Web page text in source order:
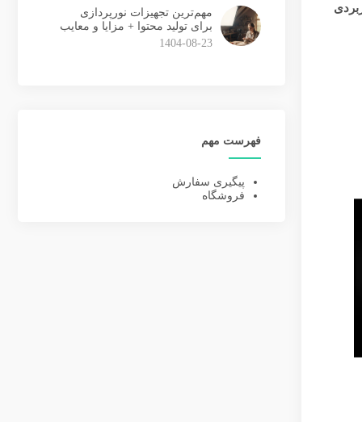
مهم‌ترین تجهیزات نورپردازی
برای تولید محتوا + مزایا و معایب
1404-08-23
فهرست مهم
پیگیری سفارش
فروشگاه